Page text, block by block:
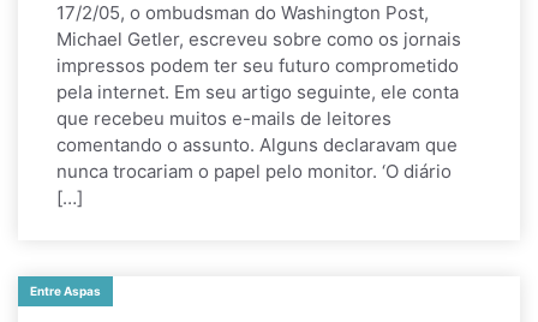
17/2/05, o ombudsman do Washington Post,
Michael Getler, escreveu sobre como os jornais
impressos podem ter seu futuro comprometido
pela internet. Em seu artigo seguinte, ele conta
que recebeu muitos e-mails de leitores
comentando o assunto. Alguns declaravam que
nunca trocariam o papel pelo monitor. ‘O diário
[…]
Entre Aspas